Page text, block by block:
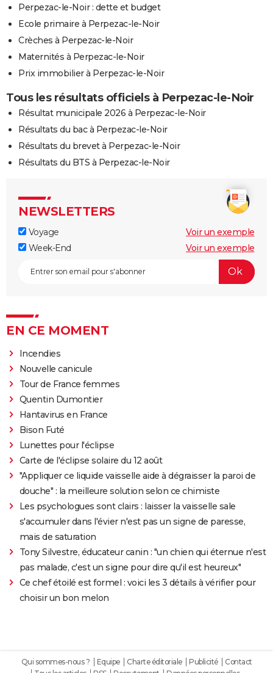
Perpezac-le-Noir : dette et budget
Ecole primaire à Perpezac-le-Noir
Crèches à Perpezac-le-Noir
Maternités à Perpezac-le-Noir
Prix immobilier à Perpezac-le-Noir
Tous les résultats officiels à Perpezac-le-Noir
Résultat municipale 2026 à Perpezac-le-Noir
Résultats du bac à Perpezac-le-Noir
Résultats du brevet à Perpezac-le-Noir
Résultats du BTS à Perpezac-le-Noir
NEWSLETTERS
Voyage
Voir un exemple
Week-End
Voir un exemple
EN CE MOMENT
Incendies
Nouvelle canicule
Tour de France femmes
Quentin Dumontier
Hantavirus en France
Bison Futé
Lunettes pour l'éclipse
Carte de l'éclipse solaire du 12 août
"Appliquer ce liquide vaisselle aide à dégraisser la paroi de
douche" : la meilleure solution selon ce chimiste
Les psychologues sont clairs : laisser la vaisselle sale
s'accumuler dans l'évier n'est pas un signe de paresse,
mais de saturation
Tony Silvestre, éducateur canin : "un chien qui éternue n'est
pas malade, c'est un signe pour dire qu'il est heureux"
Ce chef étoilé est formel : voici les 3 détails à vérifier pour
choisir un bon melon
Qui sommes-nous ? Equipe Charte éditoriale Publicité
Contact